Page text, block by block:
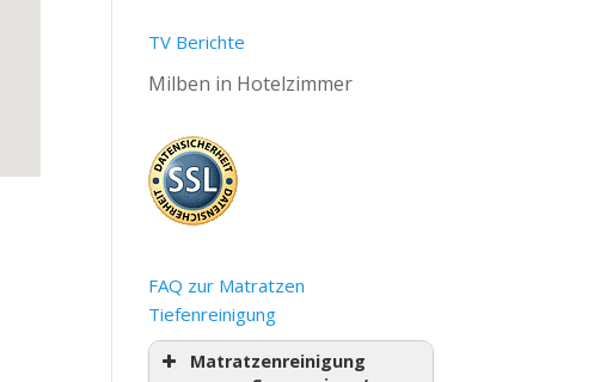
TV Berichte
Milben in Hotelzimmer
FAQ zur Matratzen
Tiefenreinigung
Matratzenreinigung